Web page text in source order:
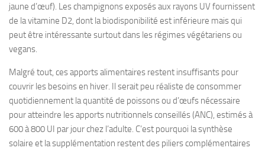
jaune d’œuf). Les champignons exposés aux rayons UV fournissent
de la vitamine D2, dont la biodisponibilité est inférieure mais qui
peut être intéressante surtout dans les régimes végétariens ou
vegans.
Malgré tout, ces apports alimentaires restent insuffisants pour
couvrir les besoins en hiver. Il serait peu réaliste de consommer
quotidiennement la quantité de poissons ou d’œufs nécessaire
pour atteindre les apports nutritionnels conseillés (ANC), estimés à
600 à 800 UI par jour chez l’adulte. C’est pourquoi la synthèse
solaire et la supplémentation restent des piliers complémentaires